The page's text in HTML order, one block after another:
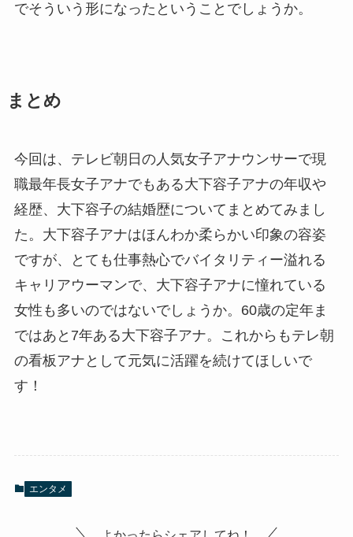
でそういう形になったということでしょうか。
まとめ
今回は、テレビ朝日の人気女子アナウンサーで現
職最年長女子アナでもある大下容子アナの年収や
経歴、大下容子の結婚歴についてまとめてみまし
た。大下容子アナはほんわか柔らかい印象の容姿
ですが、とても仕事熱心でバイタリティー溢れる
キャリアウーマンで、大下容子アナに憧れている
女性も多いのではないでしょうか。60歳の定年ま
ではあと7年ある大下容子アナ。これからもテレ朝
の看板アナとして元気に活躍を続けてほしいで
す！
エンタメ